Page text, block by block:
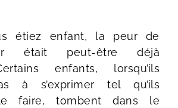
étiez enfant, la peur de
était peut-être déjà
enfants, lorsqu’ils
à s’exprimer tel qu’ils
faire, tombent dans le